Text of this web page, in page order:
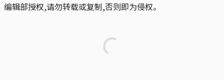
编辑部授权,请勿转载或复制,否则即为侵权。